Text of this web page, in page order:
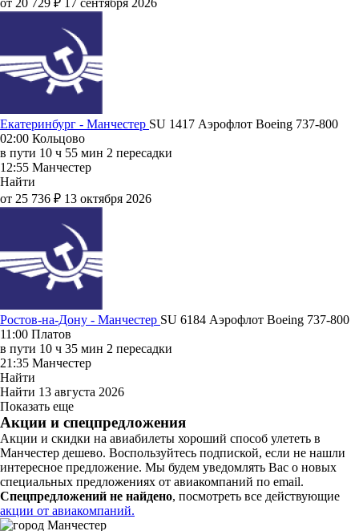
Екатеринбург - Манчестер SU 1417 Аэрофлот Boeing 737-800
02:00 Кольцово
в пути 10 ч 55 мин 2 пересадки
12:55 Манчестер
Найти
от 25 736 ₽ 13 октября 2026
Ростов-на-Дону - Манчестер SU 6184 Аэрофлот Boeing 737-800
11:00 Платов
в пути 10 ч 35 мин 2 пересадки
21:35 Манчестер
Найти
Найти 13 августа 2026
Показать еще
Акции и спецпредложения
Акции и скидки на авиабилеты хороший способ улететь в
Манчестер дешево. Воспользуйтесь подпиской, если не нашли
интересное предложение. Мы будем уведомлять Вас о новых
специальных предложениях от авиакомпаний по email.
Спецпредложений не найдено, посмотреть все действующие
акции от авиакомпаний.